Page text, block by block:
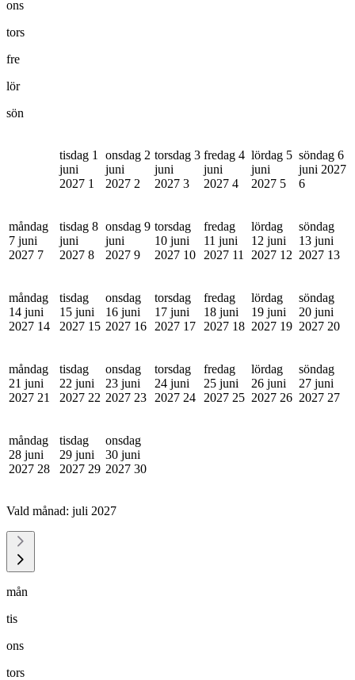
ons
tors
fre
lör
sön
tisdag 1
juni
2027 1
onsdag 2
juni
2027 2
torsdag 3
juni
2027 3
fredag 4
juni
2027 4
lördag 5
juni
2027 5
söndag 6
juni 2027
6
måndag
7 juni
2027 7
tisdag 8
juni
2027 8
onsdag 9
juni
2027 9
torsdag
10 juni
2027 10
fredag
11 juni
2027 11
lördag
12 juni
2027 12
söndag
13 juni
2027 13
måndag
14 juni
2027 14
tisdag
15 juni
2027 15
onsdag
16 juni
2027 16
torsdag
17 juni
2027 17
fredag
18 juni
2027 18
lördag
19 juni
2027 19
söndag
20 juni
2027 20
måndag
21 juni
2027 21
tisdag
22 juni
2027 22
onsdag
23 juni
2027 23
torsdag
24 juni
2027 24
fredag
25 juni
2027 25
lördag
26 juni
2027 26
söndag
27 juni
2027 27
måndag
28 juni
2027 28
tisdag
29 juni
2027 29
onsdag
30 juni
2027 30
Vald månad: juli 2027
mån
tis
ons
tors